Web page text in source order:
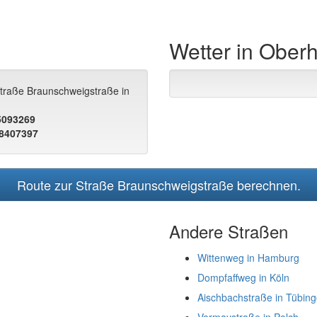
Braunschweigstraße in
Wetter in
Route zur Straße Braunschweigstraße berechnen.
Andere Straßen
Wittenweg in Hamburg
Dompfaffweg in Köln
Aischbachstraße in